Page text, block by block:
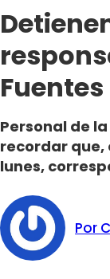
Fuentes
Personal de
recordar que,
lunes,
Por